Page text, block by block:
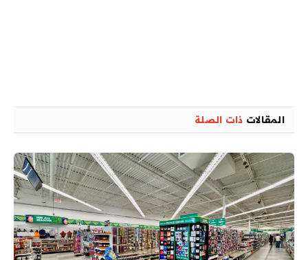
المقالات ذات الصلة